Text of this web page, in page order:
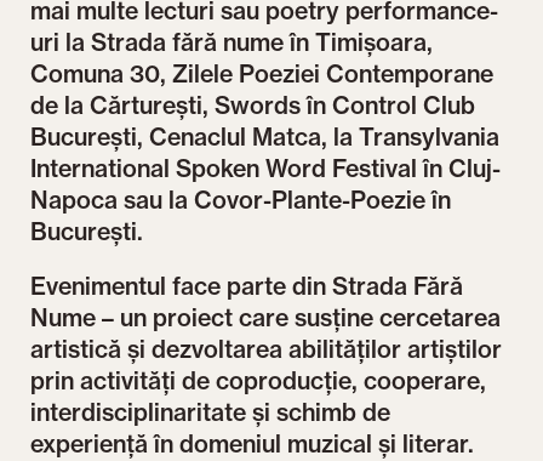
mai multe lecturi sau poetry performance-
uri la Strada fără nume în Timișoara,
Comuna 30, Zilele Poeziei Contemporane
de la Cărturești, Swords în Control Club
București, Cenaclul Matca, la Transylvania
International Spoken Word Festival în Cluj-
Napoca sau la Covor-Plante-Poezie în
București.
Evenimentul face parte din Strada Fără
Nume – un proiect care susține cercetarea
artistică și dezvoltarea abilităților artiștilor
prin activități de coproducție, cooperare,
interdisciplinaritate și schimb de
experiență în domeniul muzical și literar.